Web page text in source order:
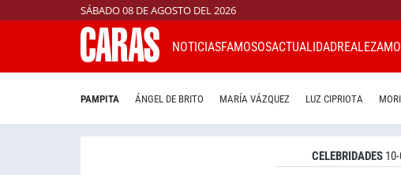
SÁBADO 08 DE AGOSTO DEL 2026
NOTICIASFAMOSOSACTUALIDADREALEZA
PAMPITA ÁNGEL DE BRITO MARÍA VÁZQUEZ LUZ CIPRIOTA
CELEBRIDADES